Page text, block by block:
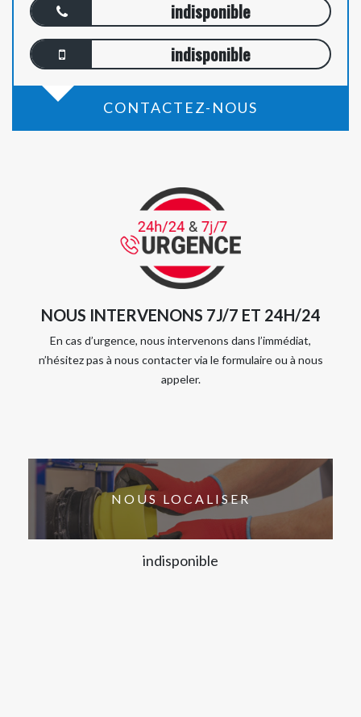
indisponible
indisponible
CONTACTEZ-NOUS
NOUS INTERVENONS 7J/7 ET 24H/24
En cas d’urgence, nous intervenons dans l’immédiat,
n’hésitez pas à nous contacter via le formulaire ou à nous
appeler.
NOUS LOCALISER
indisponible